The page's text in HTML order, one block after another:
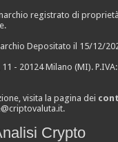
registrato di proprietà
Depositato il 15/12/
11 - 20124 Milano (MI).
visita la pagina dei
.
Crypto